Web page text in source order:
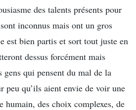
des talents présents pour
inconnus mais ont un gros
est bien partis et sort tout juste en
dessus forcément mais
gens qui pensent du mal de la
peu qu’ils aient envie de voir une
humain, des choix complexes, de